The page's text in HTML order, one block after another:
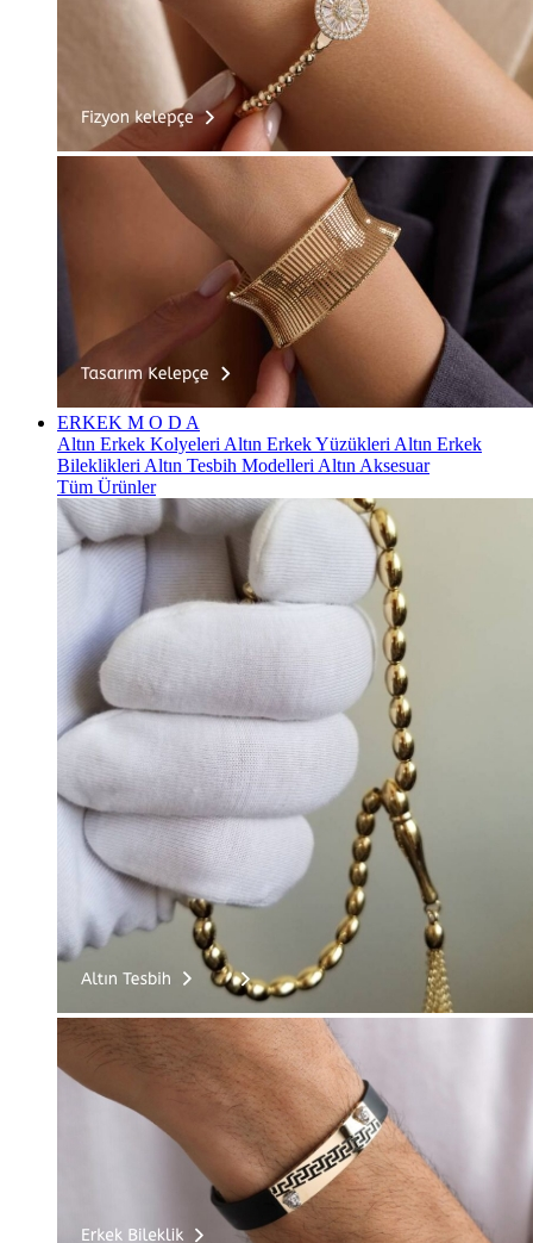
ERKEK M O D A
Altın Erkek Kolyeleri Altın Erkek Yüzükleri Altın Erkek
Bileklikleri Altın Tesbih Modelleri Altın Aksesuar
Tüm Ürünler